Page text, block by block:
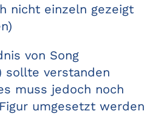
nicht einzeln gezeigt
von Song
sollte verstanden
muss jedoch noch
umgesetzt werden